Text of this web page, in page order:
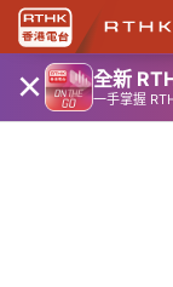
× 全新
一手掌握